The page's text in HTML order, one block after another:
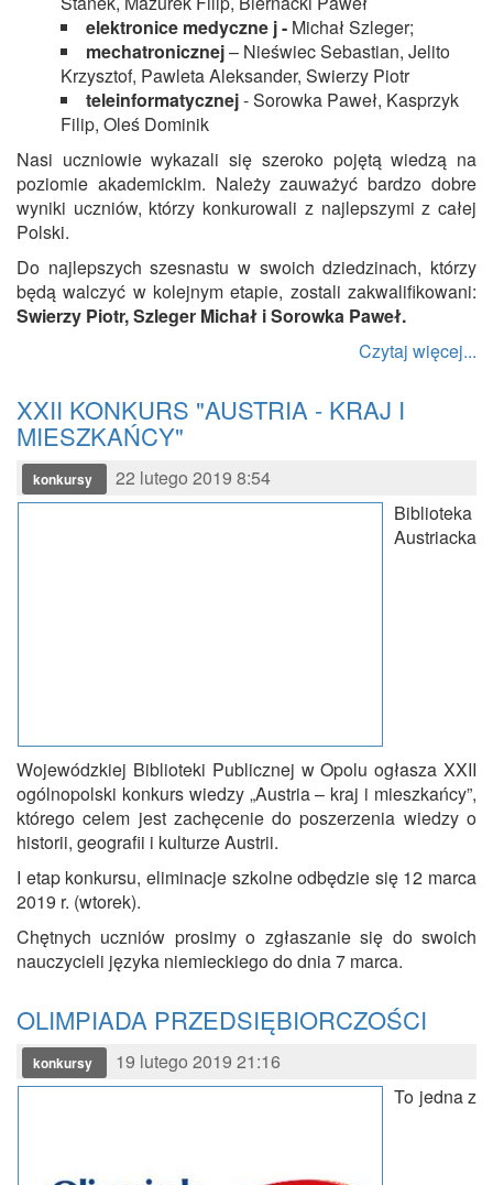
elektronice medyczne j - Michał Szleger;
mechatronicznej– Nieświec Sebastian, Jelito
Krzysztof, Pawleta Aleksander, Swierzy Piotr
teleinformatycznej- Sorowka Paweł, Kasprzyk
Filip, Oleś Dominik
Nasi uczniowie wykazali się szeroko pojętą wiedzą na
poziomie akademickim. Należy zauważyć bardzo dobre
wyniki uczniów, którzy konkurowali z najlepszymi z całej
Polski.
Do najlepszych szesnastu w swoich dziedzinach, którzy
będą walczyć w kolejnym etapie, zostali zakwalifikowani:
Swierzy Piotr, Szleger Michał i Sorowka Paweł.
Czytaj więcej...
XXII KONKURS "AUSTRIA - KRAJ I
MIESZKAŃCY"
konkursy
22 lutego 2019 8:54
Biblioteka
Austriacka
Wojewódzkiej Biblioteki Publicznej w Opolu ogłasza XXII
ogólnopolski konkurs wiedzy „Austria – kraj i mieszkańcy”,
którego celem jest zachęcenie do poszerzenia wiedzy o
historii, geografii i kulturze Austrii.
I etap konkursu, eliminacje szkolne odbędzie się 12 marca
2019 r. (wtorek).
Chętnych uczniów prosimy o zgłaszanie się do swoich
nauczycieli języka niemieckiego do dnia 7 marca.
OLIMPIADA PRZEDSIĘBIORCZOŚCI
konkursy
19 lutego 2019 21:16
To jedna z